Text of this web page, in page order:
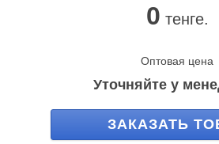
0 тенге.
Оптовая цена
Уточняйте у
ЗАКАЗАТЬ